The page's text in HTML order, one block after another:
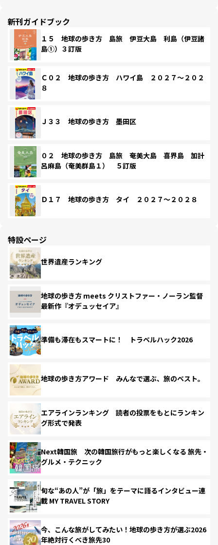
新刊ガイドブック
１５ 地球の歩き方 島旅 伊豆大島 利島（伊豆諸
島①）３訂版
Ｃ０２ 地球の歩き方 ハワイ島 ２０２７～２０２
８
Ｊ３３ 地球の歩き方 墨田区
０２ 地球の歩き方 島旅 奄美大島 喜界島 加計
呂麻島（奄美群島１） ５訂版
Ｄ１７ 地球の歩き方 タイ ２０２７～２０２８
特設ページ
世界遺産ランキング
地球の歩き方 meets クリストファー・ノーラン監督
最新作『オデュッセイア』
準備も滞在もスマートに！ トラベルハック2026
地球の歩き方アワード みんなで選ぶ、旅のベスト。
エアラインランキング 読者の投票をもとにランキン
グ形式で発表
Next韓国旅 次の韓国旅行がもっと楽しくなる 旅先・
グルメ・テクニック
旬な“あの人”が「旅」をテーマに語るインタビュー連
載 MY TRAVEL STORY
今、こんな旅がしてみたい！地球の歩き方が選ぶ2026
年絶対行くべき旅先30